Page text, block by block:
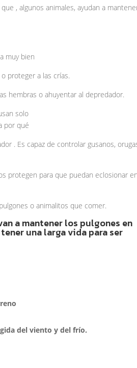
, algunos animales, ayudan a
muy bien
proteger a las crías.
hembras o ahuyentar al depredador.
. Es capaz de controlar gusanos,
protegen para que puedan eclosionar
o animalitos que comer.
a mantener los pulgones en
una larga vida para ser
del viento y del frío.